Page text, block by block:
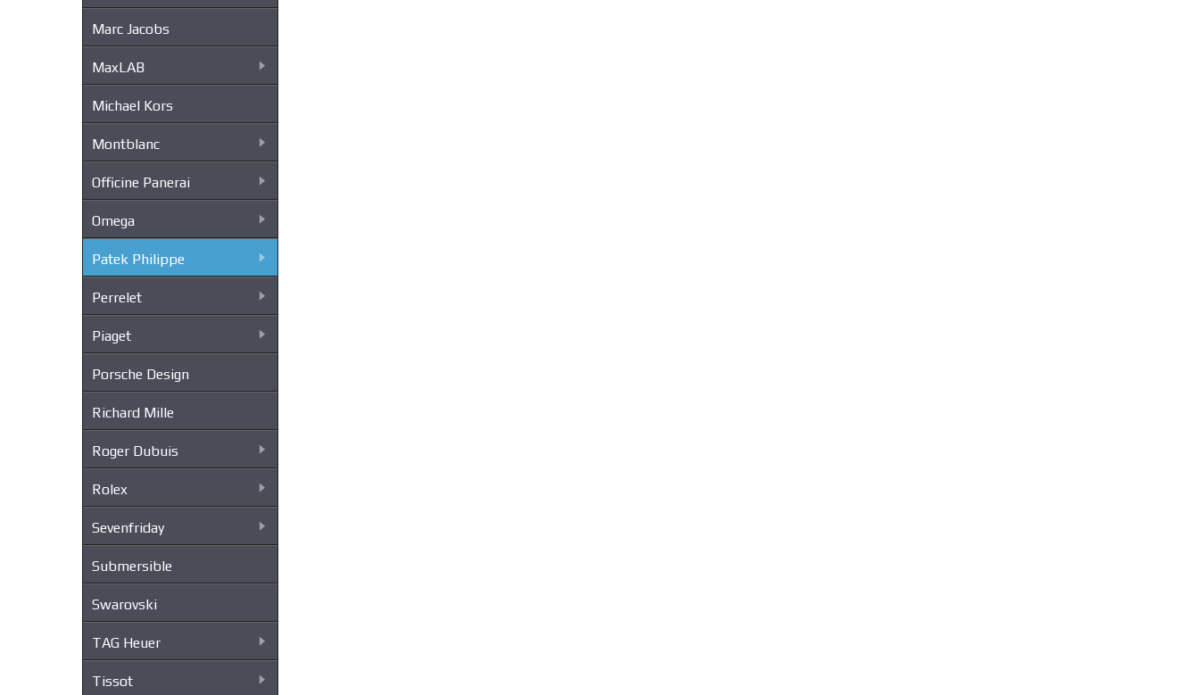
Marc Jacobs
MaxLAB
Michael Kors
Montblanc
Officine Panerai
Omega
Patek Philippe
Perrelet
Piaget
Porsche Design
Richard Mille
Roger Dubuis
Rolex
Sevenfriday
Submersible
Swarovski
TAG Heuer
Tissot